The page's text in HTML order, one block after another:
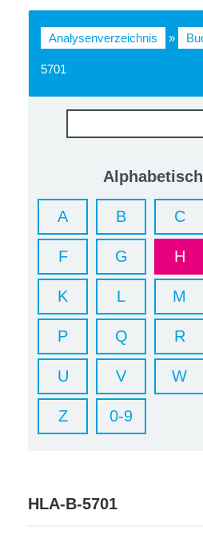
Analysenverzeichnis »
5701
A B C
F G H
K L M
P Q R
U V W
Z 0-9
HLA-B-5701